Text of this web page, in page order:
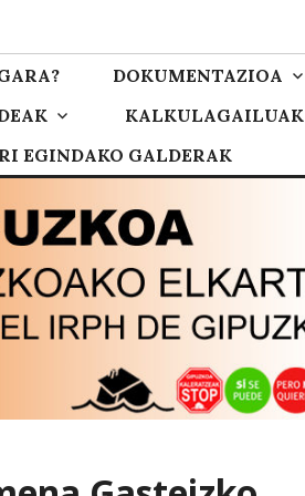
DOKUMENTAZIOA
KALKULAGAILUAK
EGINDAKO GALDERAK